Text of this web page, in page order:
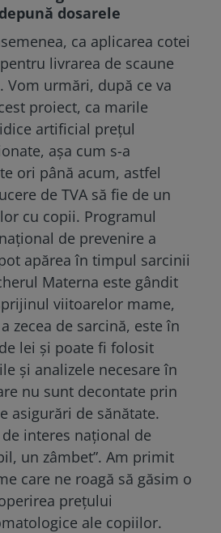
dosarele
ca aplicarea cotei
livrarea de scaune
Vom urmări, după ce va
proiect, ca marile
artificial preţul
aşa cum s-a
ori până acum, astfel
de TVA să fie de un
cu copii. Programul
de prevenire a
apărea în timpul sarcinii
Materna este gândit
viitoarelor mame,
zecea de sarcină, este în
lei şi poate fi folosit
şi analizele necesare în
nu sunt decontate prin
asigurări de sănătate.
interes naţional de
un zâmbet”. Am primit
care ne roagă să găsim o
preţului
ale copiilor.